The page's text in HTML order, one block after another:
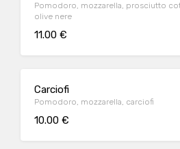
Pomodoro, mozzarella, prosciutto
olive nere
11.00 €
Carciofi
Pomodoro, mozzarella, carciofi
10.00 €